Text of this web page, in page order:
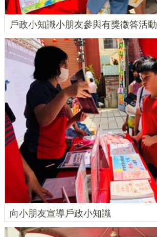
戶政小知識小朋友參與有獎徵答活動
向小朋友宣導戶政小知識